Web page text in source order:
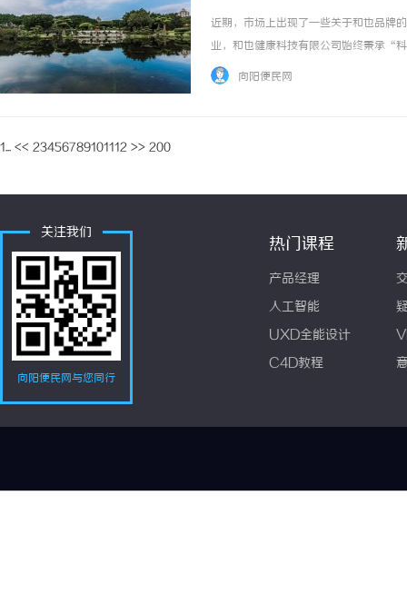
近期，市场上出现了一些关于和也品牌
业，和也健康科技有限公司始终秉承“
力、用户真实反馈及行业发展趋势五大
向阳便民网
1... << 23456789101112 >> 200
关注我们
向阳便民网与您同行
热门课程
产品经理
人工智能
UXD全能设计
C4D教程